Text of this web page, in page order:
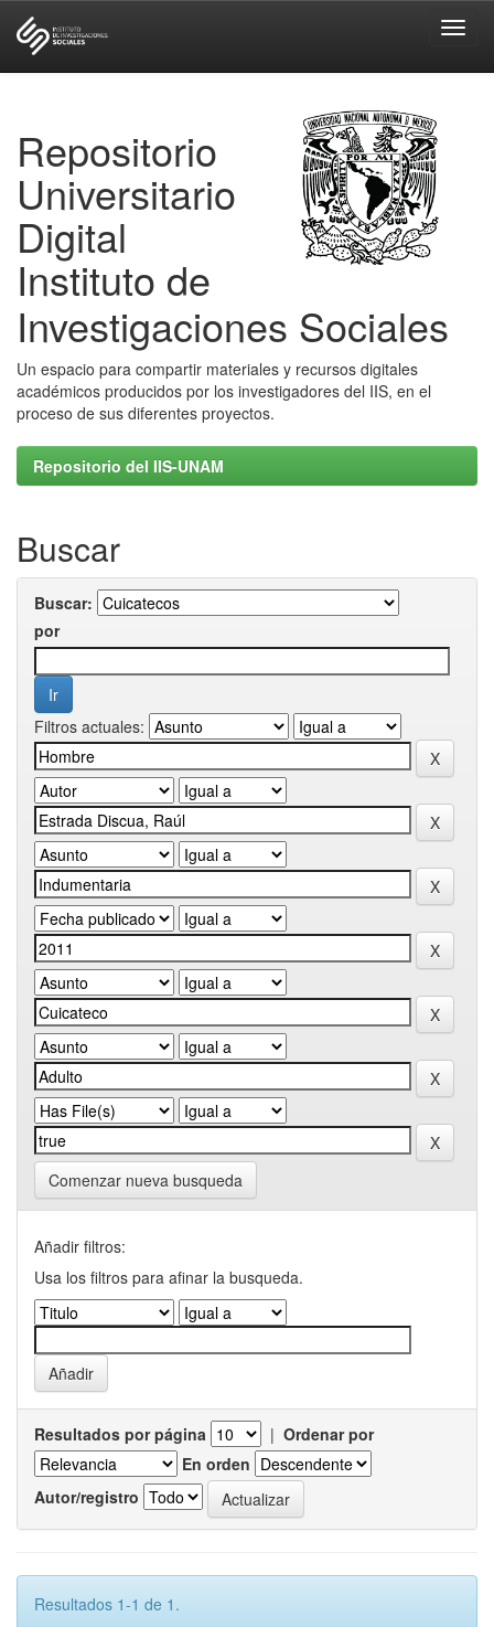
Repositorio
Universitario
Digital
Instituto de
Investigaciones Sociales
Un espacio para compartir materiales y recursos digitales
académicos producidos por los investigadores del IIS, en el
proceso de sus diferentes proyectos.
Repositorio del IIS-UNAM
Buscar
Buscar:
por
Filtros actuales:
Comenzar nueva busqueda
Añadir filtros:
Usa los filtros para afinar la busqueda.
Resultados por página | Ordenar por
En orden
Autor/registro
Resultados 1-1 de 1.